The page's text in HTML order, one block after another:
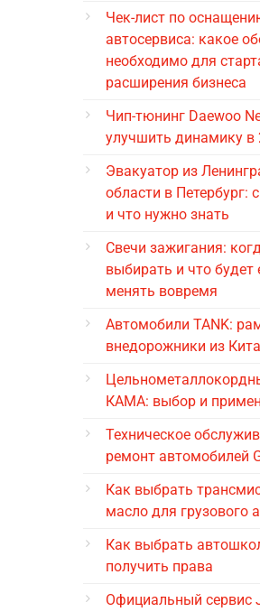
Чек-лист по
автосервиса: какое
необходимо для
расширения бизнеса
Чип-тюнинг Daewoo
улучшить динамику в
Эвакуатор из
области в Петербург:
и что нужно знать
Свечи зажигания:
выбирать и что будет
менять вовремя
Автомобили TANK:
внедорожники из
КАМА: выбор и
Техническое
ремонт автомобилей
Как выбрать
масло для грузового
Как выбрать
получить права
Официальный сервис